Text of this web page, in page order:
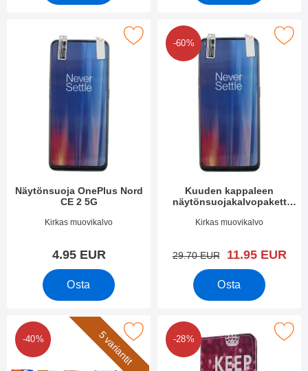
Näytönsuoja OnePlus Nord
CE 2 5G
Tuote.nro 43526
Kirkas muovikalvo
4.95 EUR
Osta
näytönsuoja OnePlus Nord CE 2 5G suosikiksi
-60%
Kuuden kappaleen
näytönsuojakalvopakett
Tuote.nro 43525
Kirkas muovikalvo
vanha hinta
29.70 EUR uusi hinta
11.95 EUR
Osta
Merkitse kuuden kappaleen
5 variantit
-40%
hardcase Kotelo OnePlus Nord CE 2 5G suosikiksi
-28%
Merkitse kuviolompakko OnePlus